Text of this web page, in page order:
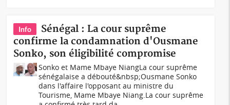
Info
Sénégal : La cour suprême
confirme la condamnation d'Ousmane
Sonko, son éligibilité compromise
Sonko et Mame Mbaye NiangLa cour suprême
sénégalaise a débouté&nbsp;Ousmane Sonko
dans l'affaire l'opposant au ministre du
Tourisme, Mame Mbaye Niang.La cour suprême